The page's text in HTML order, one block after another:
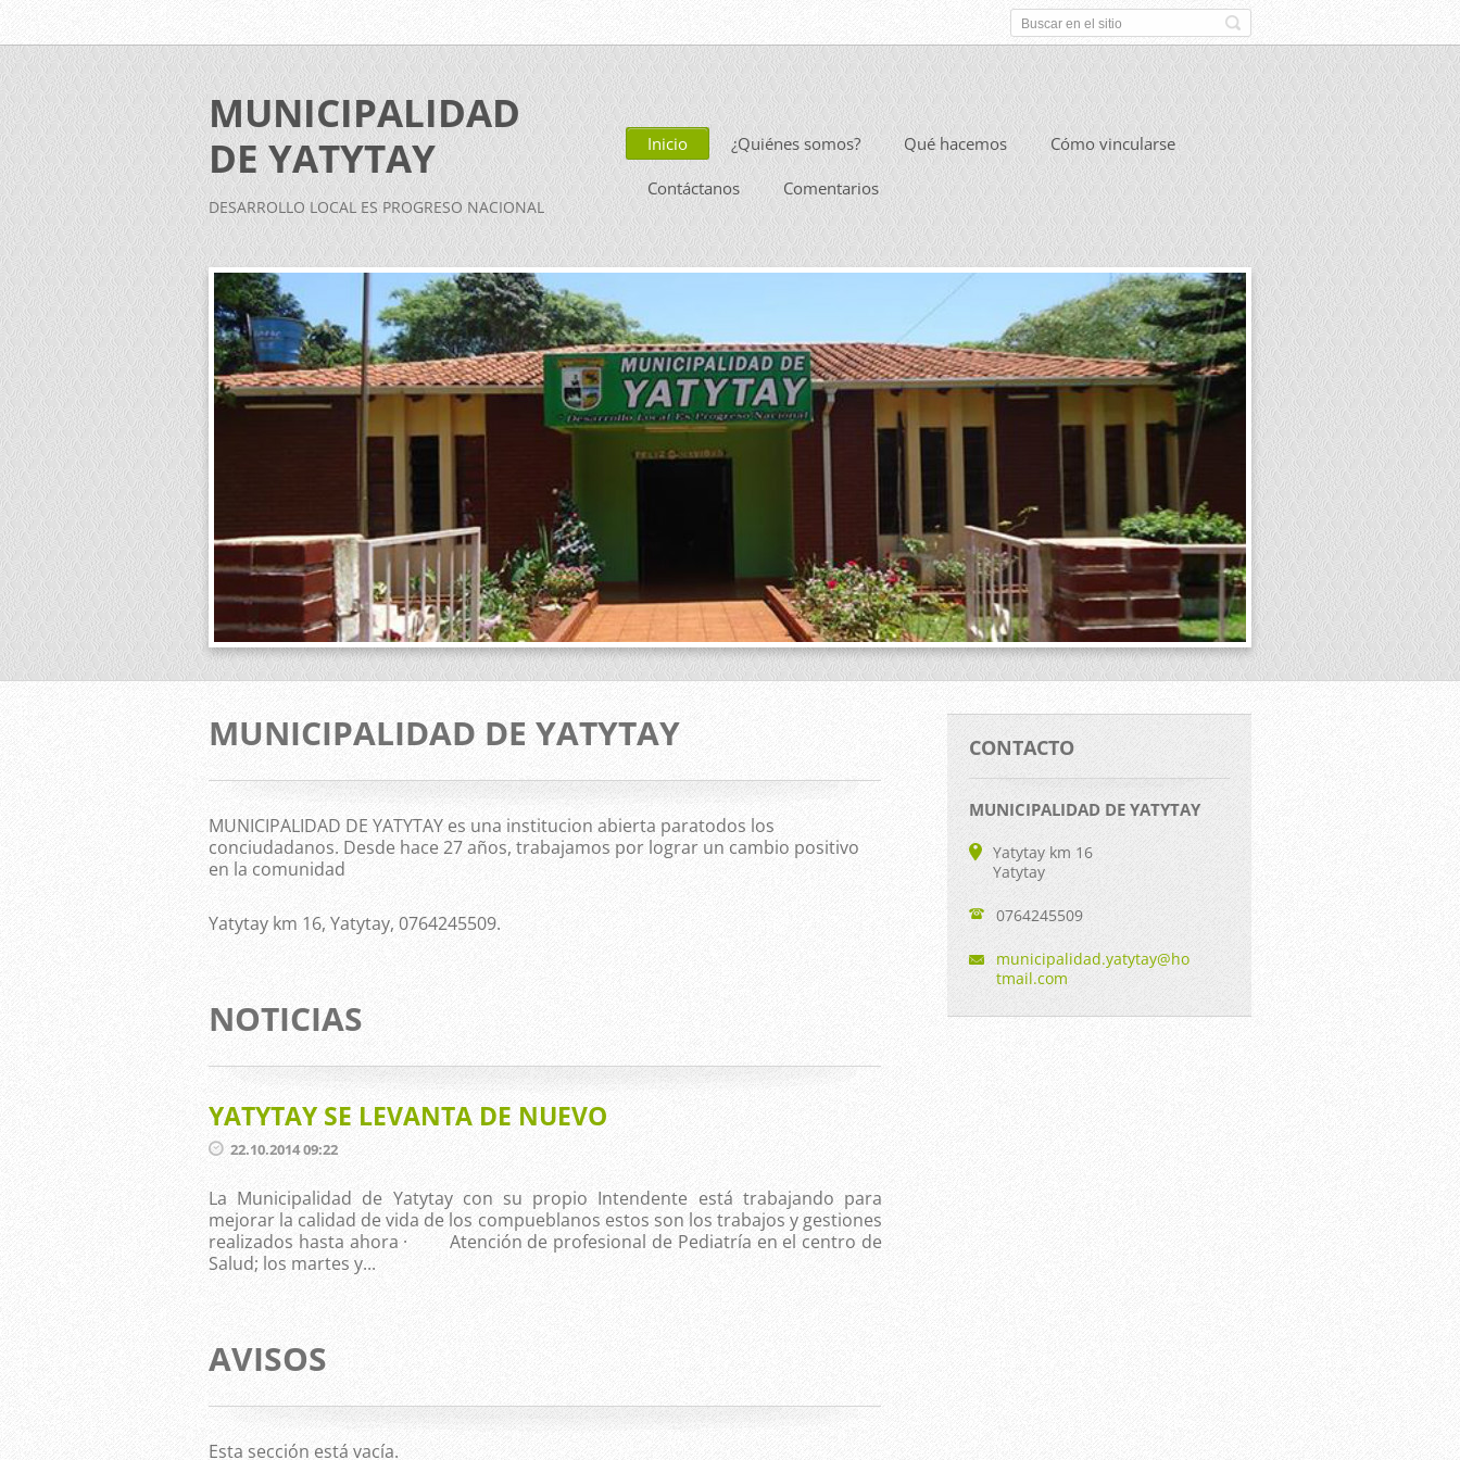
MUNICIPALIDAD
DE YATYTAY
DESARROLLO LOCAL ES PROGRESO NACIONAL
Inicio ¿Quiénes somos? Qué hacemos Cómo vincularse
Contáctanos Comentarios
MUNICIPALIDAD DE YATYTAY
MUNICIPALIDAD DE YATYTAY es una institucion abierta paratodos los
conciudadanos. Desde hace 27 años, trabajamos por lograr un cambio positivo
en la comunidad
Yatytay km 16, Yatytay, 0764245509.
NOTICIAS
YATYTAY SE LEVANTA DE NUEVO
22.10.2014 09:22
La Municipalidad de Yatytay con su propio Intendente está trabajando para
mejorar la calidad de vida de los compueblanos estos son los trabajos y gestiones
realizados hasta ahora · Atención de profesional de Pediatría en el centro de
Salud; los martes y...
AVISOS
Esta sección está vacía.
CONTACTO
MUNICIPALIDAD DE YATYTAY
Yatytay km 16
Yatytay
0764245509
municipalidad.yatytay@ho
tmail.com